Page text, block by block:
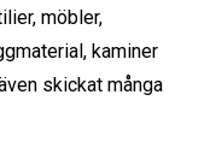
möbler,
kaminer
skickat många